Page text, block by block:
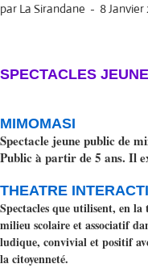
par La Sirandane - 8 Janvier
SPECTACLES
MIMOMASI
Spectacle jeune public de
Public à partir de 5 ans. Il
THEATRE
Spectacles que utilisent, en
milieu scolaire et associatif
ludique, convivial et positif
la citoyenneté.